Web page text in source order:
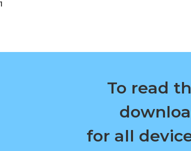
To read
for all